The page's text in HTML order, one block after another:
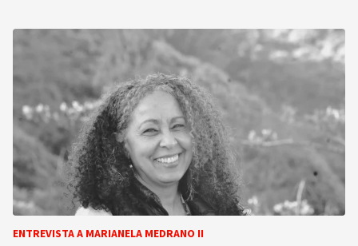
ENTREVISTA A MARIANELA MEDRANO II